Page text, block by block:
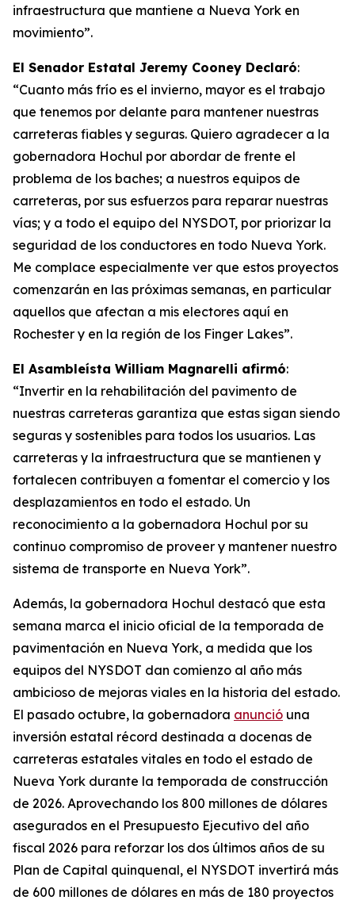
infraestructura que mantiene a Nueva York en
movimiento”.
El Senador Estatal Jeremy Cooney Declaró:
“Cuanto más frío es el invierno, mayor es el trabajo
que tenemos por delante para mantener nuestras
carreteras fiables y seguras. Quiero agradecer a la
gobernadora Hochul por abordar de frente el
problema de los baches; a nuestros equipos de
carreteras, por sus esfuerzos para reparar nuestras
vías; y a todo el equipo del NYSDOT, por priorizar la
seguridad de los conductores en todo Nueva York.
Me complace especialmente ver que estos proyectos
comenzarán en las próximas semanas, en particular
aquellos que afectan a mis electores aquí en
Rochester y en la región de los Finger Lakes”.
El Asambleísta William Magnarelli afirmó:
“Invertir en la rehabilitación del pavimento de
nuestras carreteras garantiza que estas sigan siendo
seguras y sostenibles para todos los usuarios. Las
carreteras y la infraestructura que se mantienen y
fortalecen contribuyen a fomentar el comercio y los
desplazamientos en todo el estado. Un
reconocimiento a la gobernadora Hochul por su
continuo compromiso de proveer y mantener nuestro
sistema de transporte en Nueva York”.
Además, la gobernadora Hochul destacó que esta
semana marca el inicio oficial de la temporada de
pavimentación en Nueva York, a medida que los
equipos del NYSDOT dan comienzo al año más
ambicioso de mejoras viales en la historia del estado.
El pasado octubre, la gobernadora anunció una
inversión estatal récord destinada a docenas de
carreteras estatales vitales en todo el estado de
Nueva York durante la temporada de construcción
de 2026. Aprovechando los 800 millones de dólares
asegurados en el Presupuesto Ejecutivo del año
fiscal 2026 para reforzar los dos últimos años de su
Plan de Capital quinquenal, el NYSDOT invertirá más
de 600 millones de dólares en más de 180 proyectos